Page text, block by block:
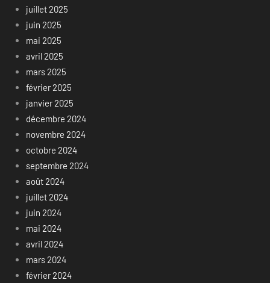
juillet 2025
juin 2025
mai 2025
avril 2025
mars 2025
février 2025
janvier 2025
décembre 2024
novembre 2024
octobre 2024
septembre 2024
août 2024
juillet 2024
juin 2024
mai 2024
avril 2024
mars 2024
février 2024